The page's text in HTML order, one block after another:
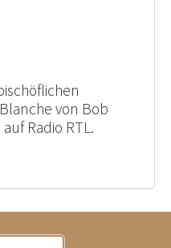
von Bob
Radio RTL.